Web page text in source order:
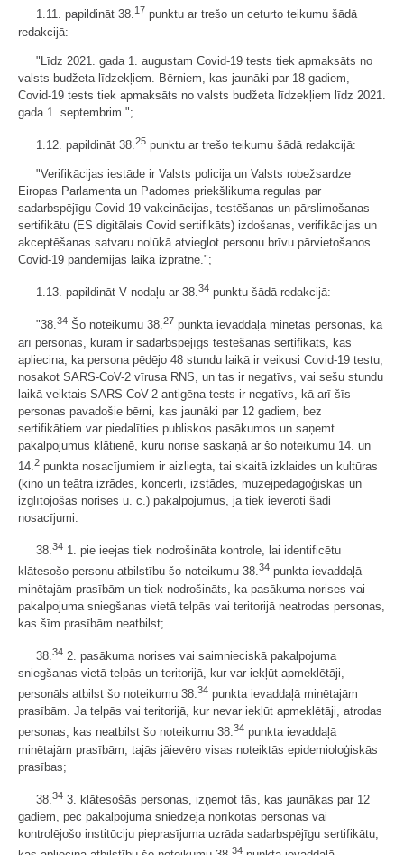
1.11. papildināt 38.17 punktu ar trešo un ceturto teikumu šādā
redakcijā:
"Līdz 2021. gada 1. augustam Covid-19 tests tiek apmaksāts no
valsts budžeta līdzekļiem. Bērniem, kas jaunāki par 18 gadiem,
Covid-19 tests tiek apmaksāts no valsts budžeta līdzekļiem līdz 2021.
gada 1. septembrim.";
1.12. papildināt 38. 25 punktu ar trešo teikumu šādā redakcijā:
"Verifikācijas iestāde ir Valsts policija un Valsts robežsardze
Eiropas Parlamenta un Padomes priekšlikuma regulas par
sadarbspējīgu Covid-19 vakcinācijas, testēšanas un pārslimošanas
sertifikātu (ES digitālais Covid sertifikāts) izdošanas, verifikācijas un
akceptēšanas satvaru nolūkā atvieglot personu brīvu pārvietošanos
Covid-19 pandēmijas laikā izpratnē.";
1.13. papildināt V nodaļu ar 38.34 punktu šādā redakcijā:
"38.34 Šo noteikumu 38.27 punkta ievaddaļā minētās personas, kā
arī personas, kurām ir sadarbspējīgs testēšanas sertifikāts, kas
apliecina, ka persona pēdējo 48 stundu laikā ir veikusi Covid-19 testu,
nosakot SARS-CoV-2 vīrusa RNS, un tas ir negatīvs, vai sešu stundu
laikā veiktais SARS-CoV-2 antigēna tests ir negatīvs, kā arī šīs
personas pavadošie bērni, kas jaunāki par 12 gadiem, bez
sertifikātiem var piedalīties publiskos pasākumos un saņemt
pakalpojumus klātienē, kuru norise saskaņā ar šo noteikumu 14. un
14. 2 punkta nosacījumiem ir aizliegta, tai skaitā izklaides un kultūras
(kino un teātra izrādes, koncerti, izstādes, muzejpedagoģiskas un
izglītojošas norises u. c.) pakalpojumus, ja tiek ievēroti šādi
nosacījumi:
38.34 1. pie ieejas tiek nodrošināta kontrole, lai identificētu
klātesošo personu atbilstību šo noteikumu 38.34 punkta ievaddaļā
minētajām prasībām un tiek nodrošināts, ka pasākuma norises vai
pakalpojuma sniegšanas vietā telpās vai teritorijā neatrodas personas,
kas šīm prasībām neatbilst;
38. 34 2. pasākuma norises vai saimnieciskā pakalpojuma
sniegšanas vietā telpās un teritorijā, kur var iekļūt apmeklētāji,
personāls atbilst šo noteikumu 38.34 punkta ievaddaļā minētajām
prasībām. Ja telpās vai teritorijā, kur nevar iekļūt apmeklētāji, atrodas
personas, kas neatbilst šo noteikumu 38.34 punkta ievaddaļā
minētajām prasībām, tajās jāievēro visas noteiktās epidemioloģiskās
prasības;
38. 34 3. klātesošās personas, izņemot tās, kas jaunākas par 12
gadiem, pēc pakalpojuma sniedzēja norīkotas personas vai
kontrolējošo institūciju pieprasījuma uzrāda sadarbspējīgu sertifikātu,
34